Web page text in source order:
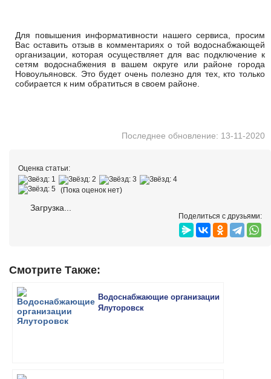
Для повышения информативности нашего сервиса, просим
Вас оставить отзыв в комментариях о той водоснабжающей
организации, которая осуществляет для вас подключение к
сетям водоснабжения в вашем округе или районе города
Новоульяновск. Это будет очень полезно для тех, кто только
собирается к ним обратиться в своем районе.
Последнее обновление: 13-11-2020
Оценка статьи:
(Пока оценок нет)
Загрузка...
Поделиться с друзьями:
Смотрите Также:
Водоснабжающие организации
Ялуторовск